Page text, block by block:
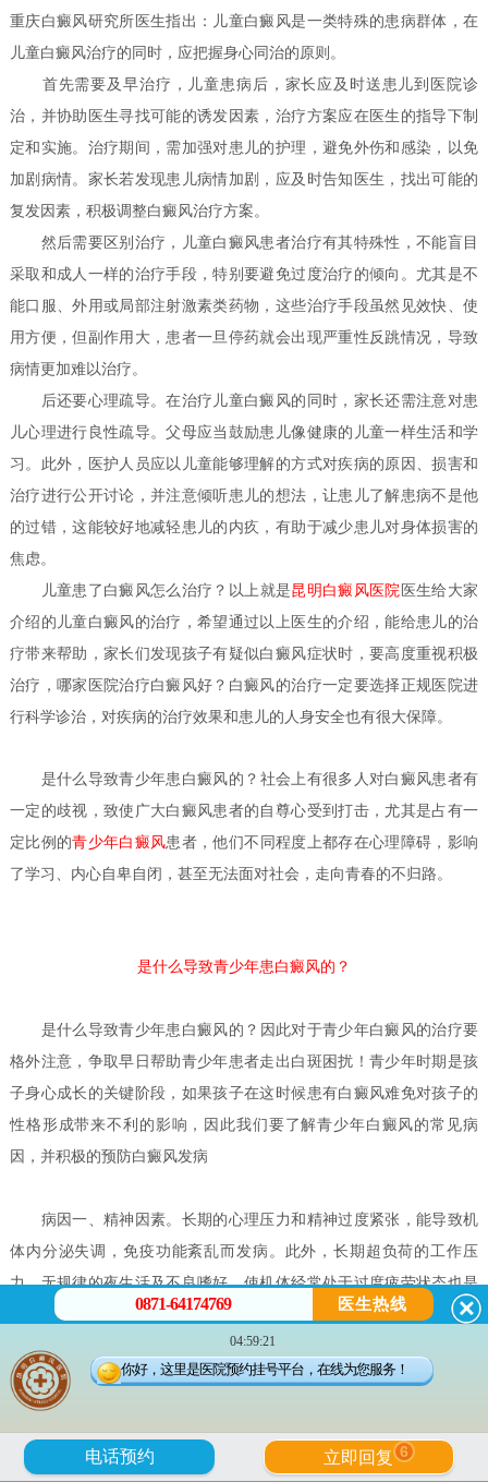
重庆白癜风研究所医生指出：儿童白癜风是一类特殊的患病群体，在
儿童白癜风治疗的同时，应把握身心同治的原则。
首先需要及早治疗，儿童患病后，家长应及时送患儿到医院诊
治，并协助医生寻找可能的诱发因素，治疗方案应在医生的指导下制
定和实施。治疗期间，需加强对患儿的护理，避免外伤和感染，以免
加剧病情。家长若发现患儿病情加剧，应及时告知医生，找出可能的
复发因素，积极调整白癜风治疗方案。
然后需要区别治疗，儿童白癜风患者治疗有其特殊性，不能盲目
采取和成人一样的治疗手段，特别要避免过度治疗的倾向。尤其是不
能口服、外用或局部注射激素类药物，这些治疗手段虽然见效快、使
用方便，但副作用大，患者一旦停药就会出现严重性反跳情况，导致
病情更加难以治疗。
后还要心理疏导。在治疗儿童白癜风的同时，家长还需注意对患
儿心理进行良性疏导。父母应当鼓励患儿像健康的儿童一样生活和学
习。此外，医护人员应以儿童能够理解的方式对疾病的原因、损害和
治疗进行公开讨论，并注意倾听患儿的想法，让患儿了解患病不是他
的过错，这能较好地减轻患儿的内疚，有助于减少患儿对身体损害的
焦虑。
儿童患了白癜风怎么治疗？ 以上就是昆明白癜风医院 医生给大家
介绍的儿童白癜风的治疗，希望通过以上医生的介绍，能给患儿的治
疗带来帮助，家长们发现孩子有疑似白癜风症状时，要高度重视积极
治疗，哪家医院治疗白癜风好？白癜风的治疗一定要选择正规医院进
行科学诊治，对疾病的治疗效果和患儿的人身安全也有很大保障。
是什么导致青少年患白癜风的？ 社会上有很多人对白癜风患者有
一定的歧视，致使广大白癜风患者的自尊心受到打击，尤其是占有一
定比例的青少年白癜风患者，他们不同程度上都存在心理障碍，影响
了学习、内心自卑自闭，甚至无法面对社会，走向青春的不归路。
是什么导致青少年患白癜风的？
是什么导致青少年患白癜风的？ 因此对于青少年白癜风的治疗要
格外注意，争取早日帮助青少年患者走出白斑困扰！青少年时期是孩
子身心成长的关键阶段，如果孩子在这时候患有白癜风难免对孩子的
性格形成带来不利的影响，因此我们要了解青少年白癜风的常见病
因，并积极的预防白癜风发病
病因一、精神因素。长期的心理压力和精神过度紧张，能导致机
体内分泌失调，免疫功能紊乱而发病。此外，长期超负荷的工作压
力，无规律的夜生活及不良嗜好，使机体经常处于过度疲劳状态也是
原因之一。因此，不要以为人的精神与身体没有什么关系，实际上两
者的关系是很大的。一些人心胸虽然宽广，心理承受能力很强，但遇
到突发事件的巨大打击，超出心理承受限度，也会陷入苦闷之中。
病因二、中医理论。白癜风在中国中医典籍中多有记载，中医认
为人体之所以生病要从气血等原因入手去分析。内因为肝脾肾虚，多
0871-64174769 医生热线
04:59:21
你好，这里是医院预约挂号平台，在线为您服务！
电话预约 立即回复 6